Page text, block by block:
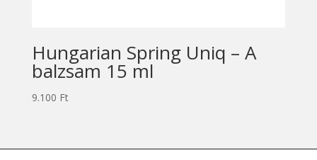
Hungarian Spring Uniq – A
balzsam 15 ml
9.100 Ft